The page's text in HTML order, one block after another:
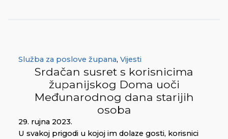
Služba za poslove župana, Vijesti
Srdačan susret s korisnicima
županijskog Doma uoči
Međunarodnog dana starijih
osoba
29. rujna 2023.
U svakoj prigodi u kojoj im dolaze gosti, korisnici